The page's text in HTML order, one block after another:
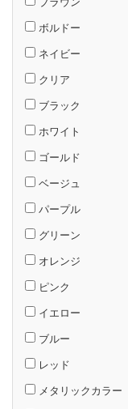
ボルドー
ネイビー
クリア
ブラック
ホワイト
ゴールド
ベージュ
パープル
グリーン
オレンジ
ピンク
イエロー
ブルー
レッド
メタリックカラー